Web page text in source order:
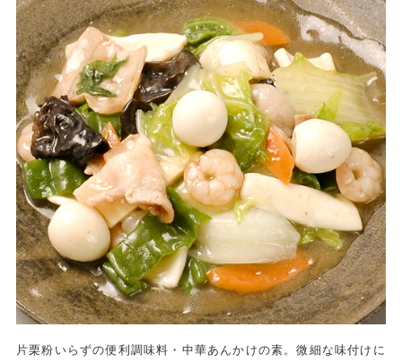
片栗粉いらずの便利調味料・中華あんかけの素。微細な味付けに